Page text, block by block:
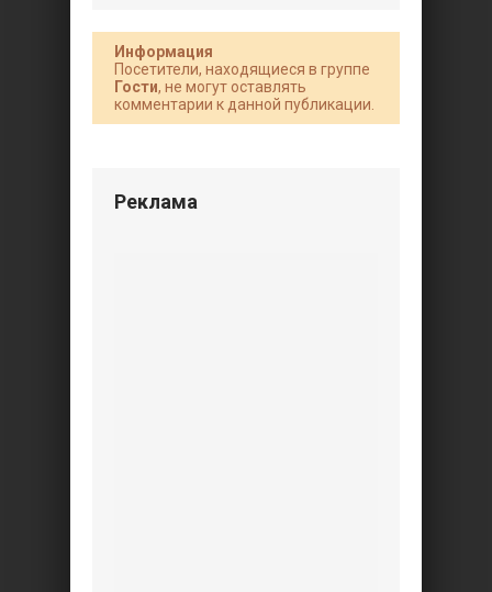
Информация
Посетители, находящиеся в группе
Гости, не могут оставлять
комментарии к данной публикации.
Реклама